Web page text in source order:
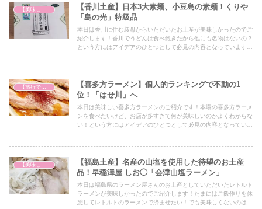
【美味しいは正義】
【香川土産】日本3大素麺、小豆島の素麺！くりや
「島の光」特級品
本日は香川に住む叔母からいただいたお土産が美味しかったのでご
紹介します！香川でうどんは食べ飽きたから他にも名物はないの？
という方にはアイデアのひとつとして必見の内容となっていますの
【旅行で心を癒そう】
【喜多方ラーメン】個人的ランキングで不動の1
位！「はせ川」へ
本日は美味しい喜多方ラーメンのご紹介です！本場の喜多方ラーメ
ンを食べたいけど、お店が多すぎて何が美味しいのかよくわからな
い！という方にはアイデアのひとつとして必見の内容となっていま
【美味しいは正義】
【福島土産】名産の山塩を使用した待望のお土産
品！早稲澤屋 しお◯「会津山塩ラーメン」
本日は福島県のラーメン屋さんのお土産としていただいたレトルト
ラーメンが美味しかったのでご紹介します！たまにはご飯作りを休
憩してレトルトのラーメンで済ませたい！でも美味しくないのは嫌